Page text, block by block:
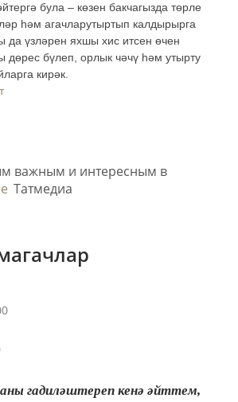
була – көзен бакчагызда төрле
һәм агачларутыртып калдырырга
да үзләрен яхшы хис итсен өчен
дөрес бүлеп, орлык чәчү һәм утырту
кирәк.
важным и интересным в
Татмедиа
гадиләштереп кенә әйттем,